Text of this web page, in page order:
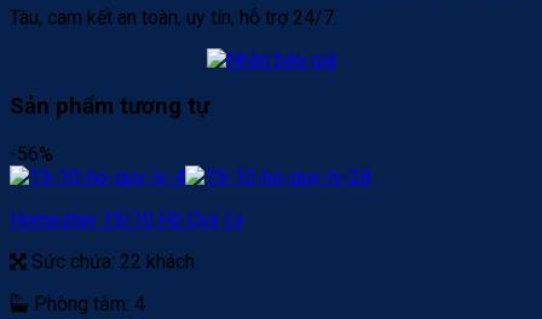
Tàu, cam kết an toàn, uy tín, hỗ trợ 24/7.
Sản phẩm tương tự
-56%
Homestay 19/10 Hồ Quý Ly
Sức chứa: 22 khách
Phòng tắm: 4